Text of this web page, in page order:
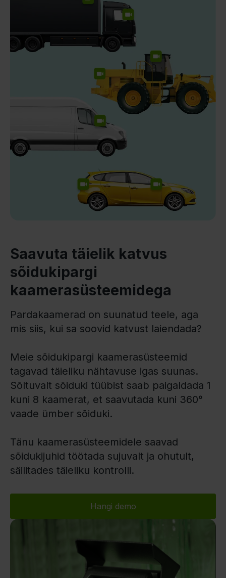
Saavuta täielik katvus
sõidukipargi
kaamerasüsteemidega
Pardakaamerad on suunatud teele, aga
mis siis, kui sa soovid katvust laiendada?
Meie sõidukipargi kaamerasüsteemid
tagavad täieliku nähtavuse igas suunas.
Sõltuvalt sõiduki tüübist saab paigaldada 1
kuni 8 kaamerat, et saavutada kuni 360°
vaade ümber sõiduki.
Tänu kaamerasüsteemidele saavad
sõidukijuhid töötada sujuvalt ja ohutult,
säilitades täieliku kontrolli.
Hangi demo